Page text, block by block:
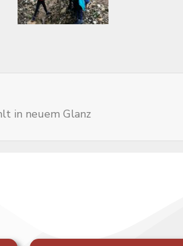
in neuem Glanz